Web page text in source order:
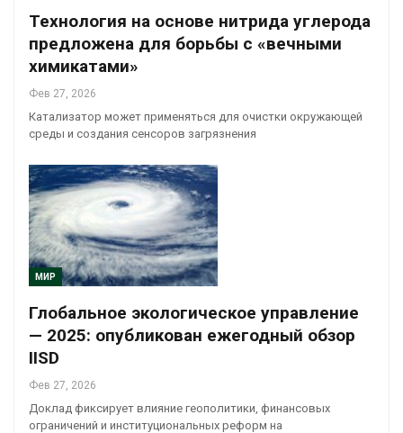
Технология на основе нитрида углерода
предложена для борьбы с «вечными
химикатами»
Фев 27, 2026
Катализатор может применяться для очистки окружающей
среды и создания сенсоров загрязнения
МИР
Глобальное экологическое управление
— 2025: опубликован ежегодный обзор
IISD
Фев 27, 2026
Доклад фиксирует влияние геополитики, финансовых
ограничений и институциональных реформ на